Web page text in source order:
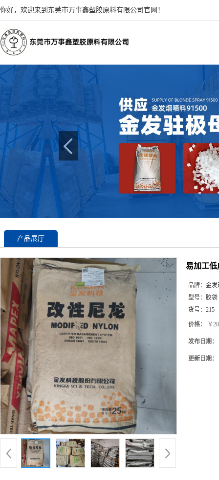
你好，欢迎来到东莞市万事鑫塑胶原料有限公司官网！
产品展厅
易加工低
品牌： 金发
型号： 胶袋
货号： 215
价格： ￥
发布日期：
更新日期：